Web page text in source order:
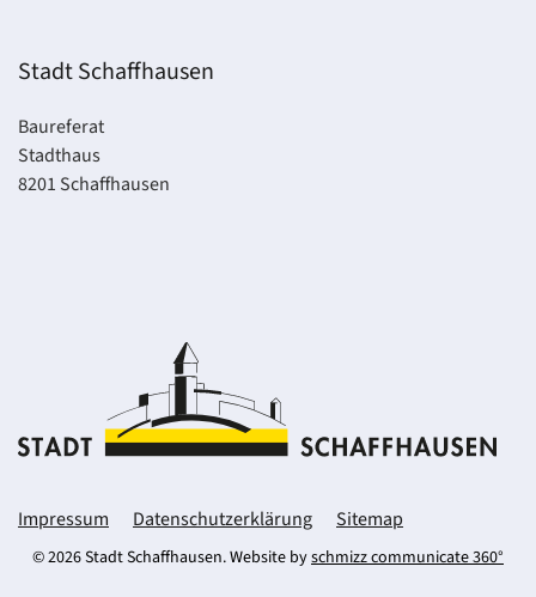
Stadt Schaffhausen
Baureferat
Stadthaus
8201 Schaffhausen
Impressum Datenschutzerklärung Sitemap
©2026Stadt Schaffhausen. Website byschmizz communicate 360°